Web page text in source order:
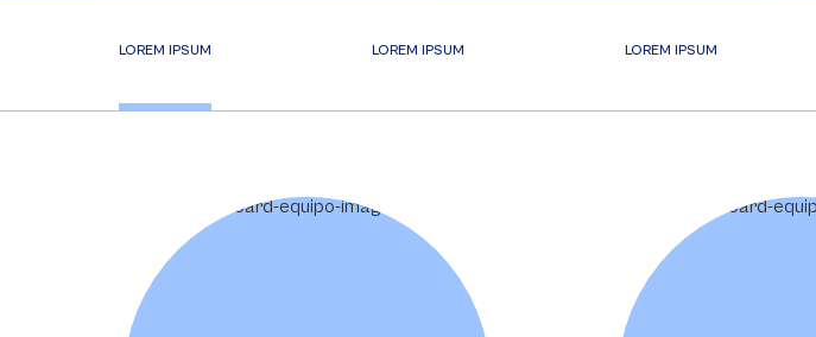
LOREM IPSUM LOREM IPSUM LOREM IPSUM